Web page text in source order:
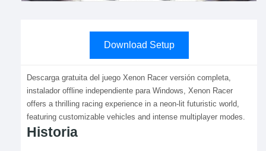
Download Setup
Descarga gratuita del juego Xenon Racer versión completa,
instalador offline independiente para Windows, Xenon Racer
offers a thrilling racing experience in a neon-lit futuristic world,
featuring customizable vehicles and intense multiplayer modes.
Historia